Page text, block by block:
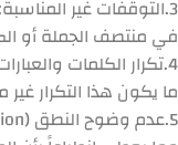
3.التوقفات غير المناسبة:
في منتصف الجملة أو
4.تكرار الكلمات
ما يكون هذا التكرار
5.عدم وضوح النطق (Articulation):